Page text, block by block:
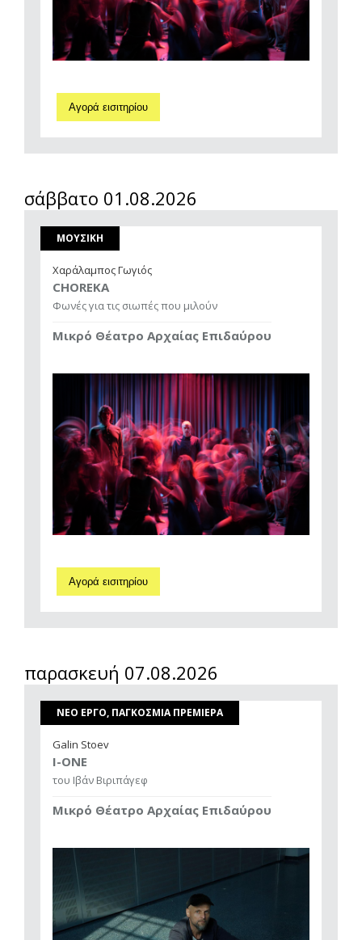
Αγορά εισιτηρίου
σάββατο 01.08.2026
ΜΟΥΣΙΚΗ
Χαράλαμπος Γωγιός
CHOREKA
Φωνές για τις σιωπές που μιλούν
Μικρό Θέατρο Αρχαίας Επιδαύρου
Αγορά εισιτηρίου
παρασκευή 07.08.2026
ΝΕΟ ΕΡΓΟ, ΠΑΓΚΟΣΜΙΑ ΠΡΕΜΙΕΡΑ
Galin Stoev
I-ONE
του Ιβάν Βιριπάγεφ
Μικρό Θέατρο Αρχαίας Επιδαύρου